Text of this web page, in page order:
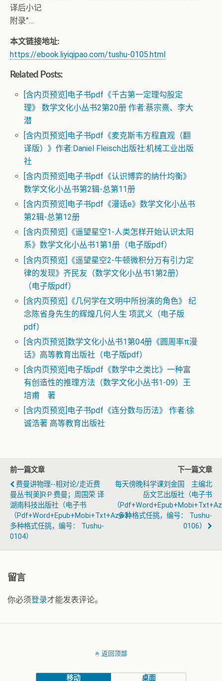
译后小记
附录”…
本文链接地址:
https://ebook.liyiqipao.com/tushu-0105.html
Related Posts:
[含内页预览]电子书pdf《千古第一定理勾股定
理》 数学文化小丛书2第20册 作者:蔡宗熹、李大
潜
[含内页预览]电子书pdf《麦克斯韦方程直观（翻
译版）》作者:Daniel Fleisch出版社:机械工业出版
社
[含内页预览]电子书pdf《认识博弈的纳什均衡》
数学文化小丛书第2辑-总第11册
[含内页预览]电子书pdf《漫话e》数学文化小丛书
第2辑-总第12册
[含内页预览]《遥望星空1-人类怎样开始认识太阳
系》数学文化小丛书1第1册（电子版pdf）
[含内页预览]《遥望星空2-牛顿微积分万有引力定
律的发现》齐民友（数学文化小丛书1第2册）
（电子版pdf）
[含内页预览]《几何学在文明中所扮演的角色》 纪
念陈省身先生的辉煌几何人生 项武义（电子版
pdf）
[含内页预览]数学文化小丛书1第04册《圆周率π漫
话》高等教育出版社（电子版pdf）
[含内页预览]电子版pdf《数学中之类比》一种富
有创造性的推理方法（数学文化小丛书1-09）王
培甫 著
[含内页预览]电子书pdf《连分数与历法》 作者:徐
诚浩著 高等教育出版社
前一篇文章
费曼讲物理--相对论/走近费
曼丛书[美]R·P·费曼；周国荣 译
湖南科技出版社（电子书
（pdf+word+epub+mobi+txt+azw3）
多种格式任挑，编号： Tushu-
0104）
下一篇文章
每天傍晚科学课刘金国 主编北
岳文艺出版社（电子书
（
多种格式任挑，编号： Tushu-
0106）
留言
你必须登录才能发表评论。
返回顶部
移动 桌面